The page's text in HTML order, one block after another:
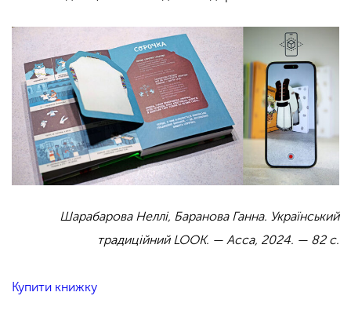
Шарабарова Неллі, Баранова Ганна. Український
традиційний LOOK. — Асса, 2024. — 82 с.
Купити книжку